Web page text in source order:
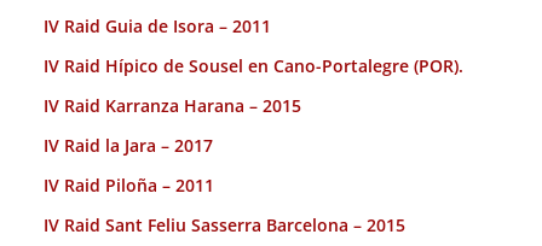
IV Raid Guia de Isora – 2011
IV Raid Hípico de Sousel en Cano-Portalegre (POR).
IV Raid Karranza Harana – 2015
IV Raid la Jara – 2017
IV Raid Piloña – 2011
IV Raid Sant Feliu Sasserra Barcelona – 2015